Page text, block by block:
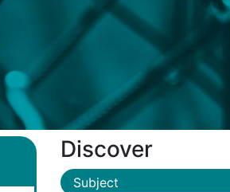
Discover
Subject